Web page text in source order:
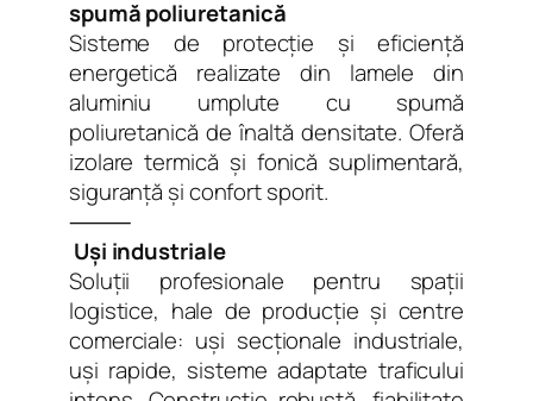
spumă poliuretanică
Sisteme de protecție și eficiență
energetică realizate din lamele din
aluminiu umplute cu spumă
poliuretanică de înaltă densitate. Oferă
izolare termică și fonică suplimentară,
siguranță și confort sporit.
⸻
Uși industriale
Soluții profesionale pentru spații
logistice, hale de producție și centre
comerciale: uși secționale industriale,
uși rapide, sisteme adaptate traficului